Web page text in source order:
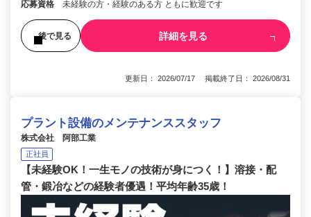
応募資格 未経験の方・経験のある方 ともに歓迎です
後で見る 詳細を見る
更新日： 2026/07/17 掲載終了日： 2026/08/31
プラント設備のメンテナンススタッフ
株式会社 阿部工業
正社員
【未経験OK！一生モノの技術が身につく！】溶接・配
管・鍛冶などの経験者優遇！平均年齢35歳！